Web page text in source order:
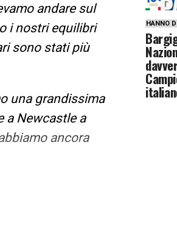
andare sul
i nostri equilibri
sono stati più
una grandissima
a Newcastle a
ancora
HANNO